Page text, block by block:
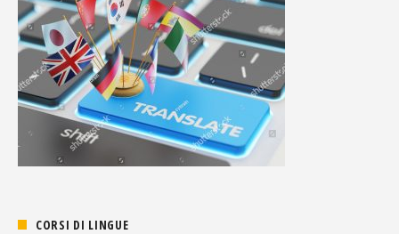
CORSI DI LINGUE